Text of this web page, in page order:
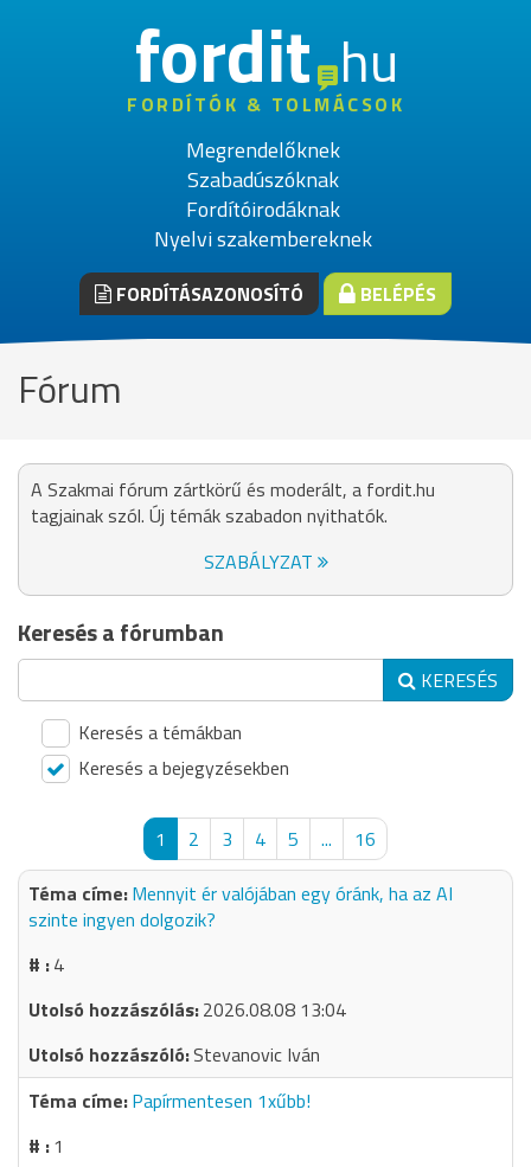
fordithu
FORDÍTÓK & TOLMÁCSOK
Megrendelőknek
Szabadúszóknak
Fordítóirodáknak
Nyelvi szakembereknek
FORDÍTÁSAZONOSÍTÓ BELÉPÉS
Fórum
A Szakmai fórum zártkörű és moderált, a fordit.hu
tagjainak szól. Új témák szabadon nyithatók.
SZABÁLYZAT
Keresés a fórumban
KERESÉS
Keresés a témákban
Keresés a bejegyzésekben
1 2 3 4 5 ...
16
Mennyit ér valójában egy óránk, ha az AI
szinte ingyen dolgozik?
4
2026.08.08 13:04
Stevanovic Iván
Papírmentesen 1xűbb!
1